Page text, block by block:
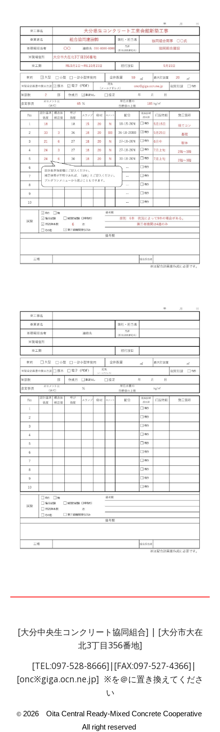
[大分中央生コンクリート協同組合] | [大分市大在
北3丁目356番地]
[TEL:097-528-8666]|[FAX:097-527-4366]|
[onc※giga.ocn.ne.jp] ※を＠に置き換えてくださ
い
©2026 Oita Central Ready-Mixed Concrete Cooperative
All right reserved